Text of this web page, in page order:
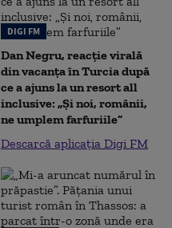
DIGI FM
Dan Negru, reacție virală
din vacanța în Turcia după
ce a ajuns la un resort all
inclusive: „Și noi, românii,
ne umplem farfuriile”
Descarcă aplicația Digi FM